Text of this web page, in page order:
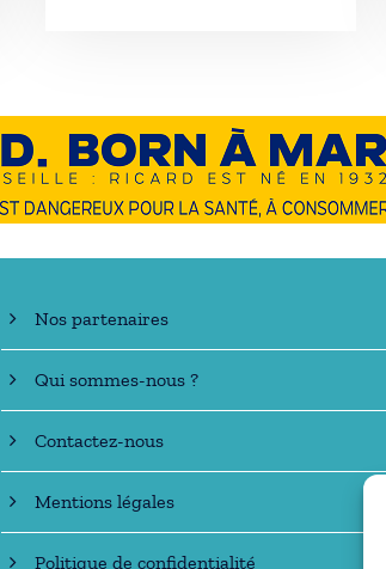
En savoir +
Nos partenaires
Qui sommes-nous ?
Contactez-nous
Mentions légales
Politique de confidentialité